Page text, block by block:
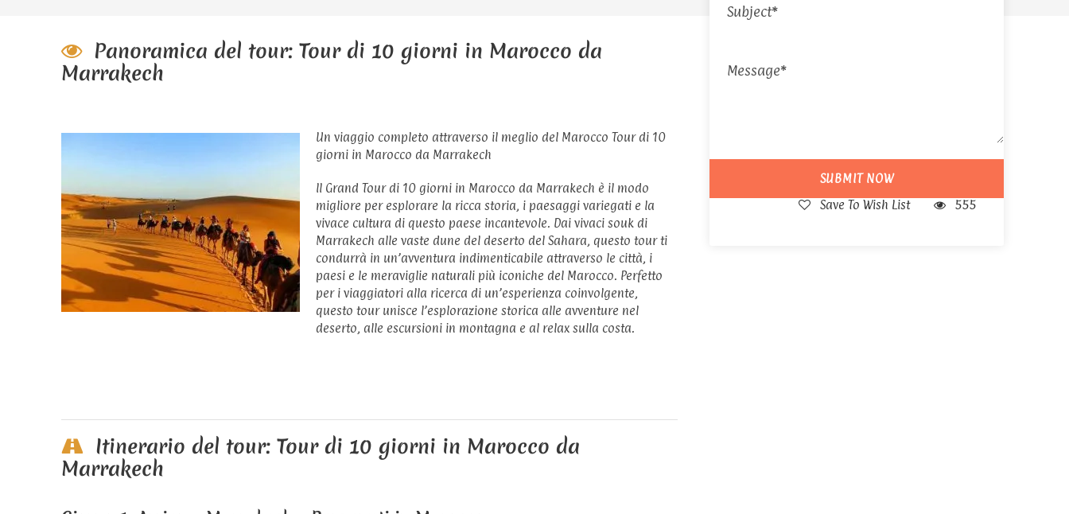
Save To Wish List 555
Panoramica del tour: Tour di 10 giorni in Marocco da
Marrakech
Un viaggio completo attraverso il meglio del Marocco Tour di 10
giorni in Marocco da Marrakech
Il Grand Tour di 10 giorni in Marocco da Marrakech è il modo
migliore per esplorare la ricca storia, i paesaggi variegati e la
vivace cultura di questo paese incantevole. Dai vivaci souk di
Marrakech alle vaste dune del deserto del Sahara, questo tour ti
condurrà in un’avventura indimenticabile attraverso le città, i
paesi e le meraviglie naturali più iconiche del Marocco. Perfetto
per i viaggiatori alla ricerca di un’esperienza coinvolgente,
questo tour unisce l’esplorazione storica alle avventure nel
deserto, alle escursioni in montagna e al relax sulla costa.
Itinerario del tour: Tour di 10 giorni in Marocco da
Marrakech